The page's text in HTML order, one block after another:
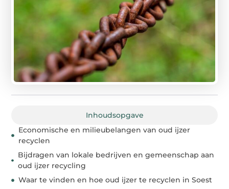
Inhoudsopgave
Economische en milieubelangen van oud ijzer
recyclen
Bijdragen van lokale bedrijven en gemeenschap aan
oud ijzer recycling
Waar te vinden en hoe oud ijzer te recyclen in Soest